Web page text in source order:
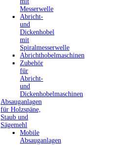
Messerwelle
Abricht-
und
Dickenhobel
mit
Spiralmesserwelle
Abrichthobelmaschinen
Zubehör
für
Abricht-
und
Dickenhobelmaschinen
Absauganlagen
für Holzspäne,
Staub und
Sägemehl
Mobile
Absauganlagen